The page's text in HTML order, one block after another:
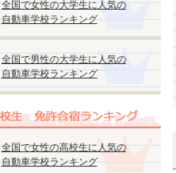
全国で女性の大学生に人気の
自動車学校ランキング
全国で男性の大学生に人気の
自動車学校ランキング
全国で女性の高校生に人気の
自動車学校ランキング